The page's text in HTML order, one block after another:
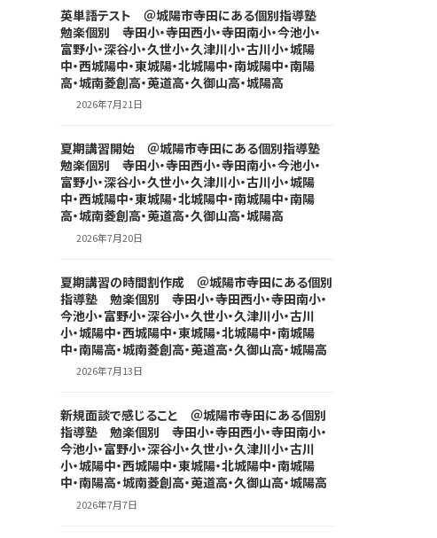
英単語テスト ＠城陽市寺田にある個別指導塾
勉楽個別 寺田小・寺田西小・寺田南小・今池小・
富野小・深谷小・久世小・久津川小・古川小・城陽
中・西城陽中・東城陽・北城陽中・南城陽中・南陽
高・城南菱創高・莵道高・久御山高・城陽高
2026年7月21日
夏期講習開始 ＠城陽市寺田にある個別指導塾
勉楽個別 寺田小・寺田西小・寺田南小・今池小・
富野小・深谷小・久世小・久津川小・古川小・城陽
中・西城陽中・東城陽・北城陽中・南城陽中・南陽
高・城南菱創高・莵道高・久御山高・城陽高
2026年7月20日
夏期講習の時間割作成 ＠城陽市寺田にある個別
指導塾 勉楽個別 寺田小・寺田西小・寺田南小・
今池小・富野小・深谷小・久世小・久津川小・古川
小・城陽中・西城陽中・東城陽・北城陽中・南城陽
中・南陽高・城南菱創高・莵道高・久御山高・城陽高
2026年7月13日
新規面談で感じること ＠城陽市寺田にある個別
指導塾 勉楽個別 寺田小・寺田西小・寺田南小・
今池小・富野小・深谷小・久世小・久津川小・古川
小・城陽中・西城陽中・東城陽・北城陽中・南城陽
中・南陽高・城南菱創高・莵道高・久御山高・城陽高
2026年7月7日